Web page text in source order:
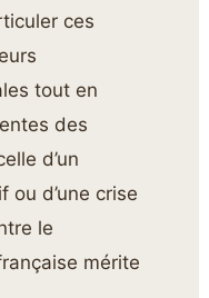
ces
tout en
des
d’un
ou d’une crise
le
mérite